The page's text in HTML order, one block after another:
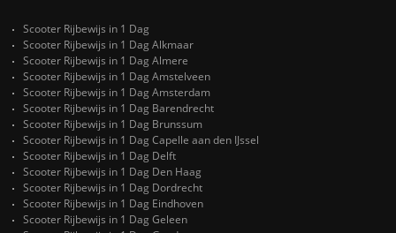
Scooter Rijbewijs in 1 Dag
Scooter Rijbewijs in 1 Dag Alkmaar
Scooter Rijbewijs in 1 Dag Almere
Scooter Rijbewijs in 1 Dag Amstelveen
Scooter Rijbewijs in 1 Dag Amsterdam
Scooter Rijbewijs in 1 Dag Barendrecht
Scooter Rijbewijs in 1 Dag Brunssum
Scooter Rijbewijs in 1 Dag Capelle aan den IJssel
Scooter Rijbewijs in 1 Dag Delft
Scooter Rijbewijs in 1 Dag Den Haag
Scooter Rijbewijs in 1 Dag Dordrecht
Scooter Rijbewijs in 1 Dag Eindhoven
Scooter Rijbewijs in 1 Dag Geleen